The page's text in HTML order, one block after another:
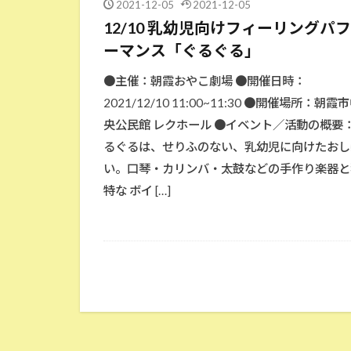
2021-12-05 2021-12-05
12/10 乳幼児向けフィーリングパ
ーマンス「ぐるぐる」
●主催：朝霞おやこ劇場 ●開催日時：
2021/12/10 11:00~11:30 ●開催場所：朝霞市
央公民館 レクホール ●イベント／活動の概要
るぐるは、せりふのない、乳幼児に向けたお
い。口琴・カリンバ・太鼓などの手作り楽器
特な ボイ […]